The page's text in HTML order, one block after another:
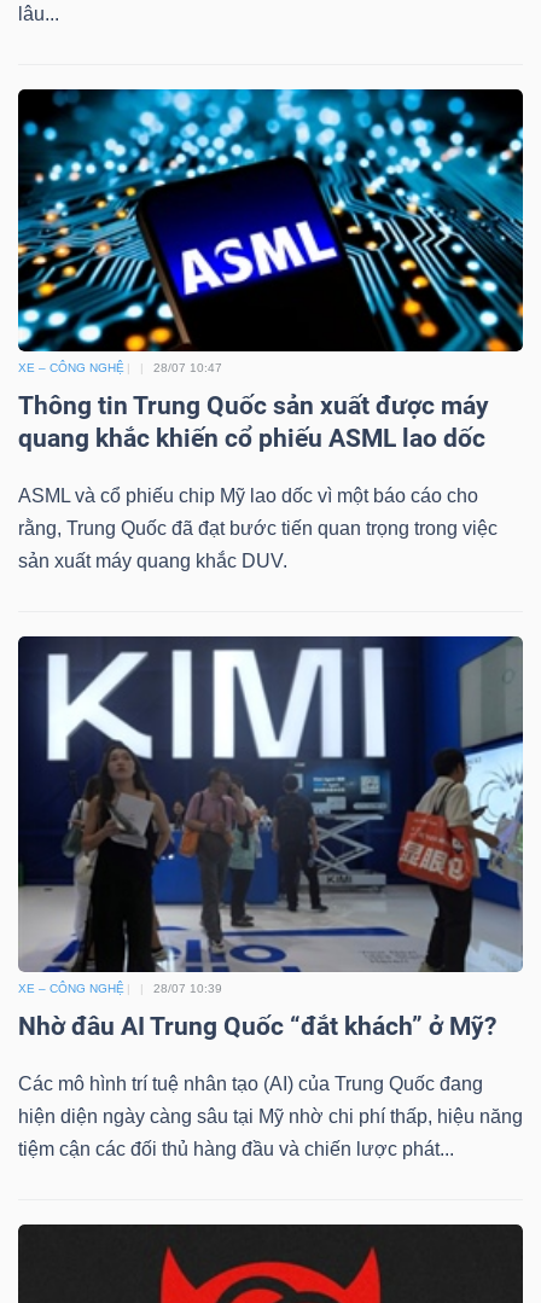
lâu...
XE – CÔNG NGHỆ 28/07 10:47
Thông tin Trung Quốc sản xuất được máy
quang khắc khiến cổ phiếu ASML lao dốc
ASML và cổ phiếu chip Mỹ lao dốc vì một báo cáo cho
rằng, Trung Quốc đã đạt bước tiến quan trọng trong việc
sản xuất máy quang khắc DUV.
XE – CÔNG NGHỆ 28/07 10:39
Nhờ đâu AI Trung Quốc “đắt khách” ở Mỹ?
Các mô hình trí tuệ nhân tạo (AI) của Trung Quốc đang
hiện diện ngày càng sâu tại Mỹ nhờ chi phí thấp, hiệu năng
tiệm cận các đối thủ hàng đầu và chiến lược phát...